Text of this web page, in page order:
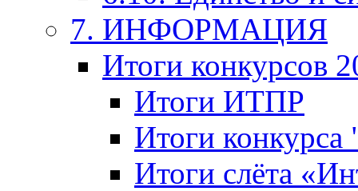
7. ИНФОРМАЦИЯ
Итоги конкурсов
Итоги ИТПР
Итоги
Итоги слёта